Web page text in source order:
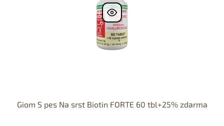
Giom S pes Na srst Biotin FORTE 60 tbl+25% zdarma